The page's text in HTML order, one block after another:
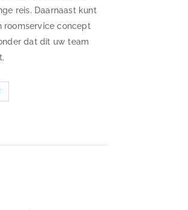
reis. Daarnaast kunt
roomservice concept
dat dit uw team